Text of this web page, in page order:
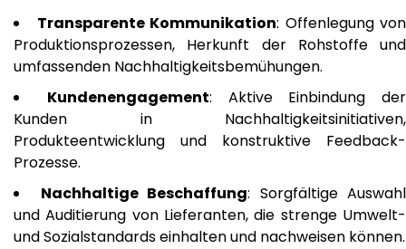
Transparente Kommunikation: Offenlegung von
Produktionsprozessen, Herkunft der Rohstoffe und
umfassenden Nachhaltigkeitsbemühungen.
Kundenengagement: Aktive Einbindung der
Kunden in Nachhaltigkeitsinitiativen,
Produkteentwicklung und konstruktive Feedback-
Prozesse.
Nachhaltige Beschaffung: Sorgfältige Auswahl
und Auditierung von Lieferanten, die strenge Umwelt-
und Sozialstandards einhalten und nachweisen können.